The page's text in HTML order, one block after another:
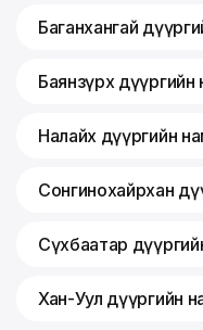
Баганхангай
Баянзүрх
Налайх дүүргийн
Сонгинохайрхан
Сүхбаатар
Хан-Уул дүүргийн